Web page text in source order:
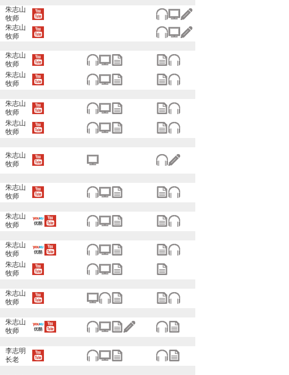
朱志山
牧师
朱志山
牧师
朱志山
牧师
朱志山
牧师
朱志山
牧师
朱志山
牧师
朱志山
牧师
朱志山
牧师
朱志山
牧师
朱志山
牧师
朱志山
牧师
朱志山
牧师
朱志山
牧师
李志明
长老